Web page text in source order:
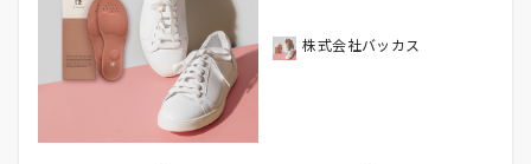
株式会社バッカス